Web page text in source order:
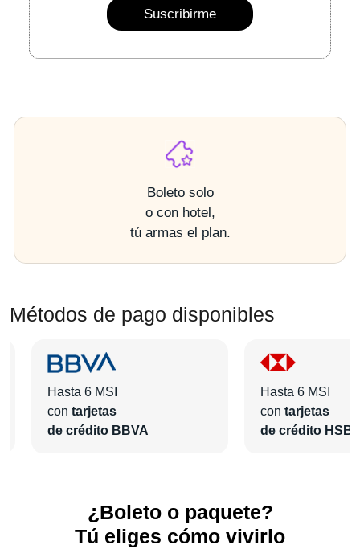
Suscribirme
Boleto solo
o con hotel,
tú armas el plan.
Métodos de pago disponibles
Hasta 6 MSI
con tarjetas
de crédito BBVA
Hasta 6 MSI
con tarjetas
de crédito
¿Boleto o paquete?
Tú eliges cómo vivirlo